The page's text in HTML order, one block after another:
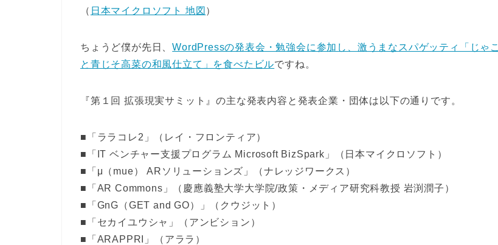
（ 日本マイクロソフト 地図 ）
ちょうど僕が先日、WordPressの発表会・勉強会に参加し、激うまなスパゲッティ「じゃこ
と青じそ高菜の和風仕立て」を食べたビルですね。
『第１回 拡張現実サミット』の主な発表内容と発表企業・団体は以下の通りです。
■「ララコレ2」（レイ・フロンティア）
■「IT ベンチャー支援プログラム Microsoft BizSpark」（日本マイクロソフト）
■「μ（mue） ARソリューションズ」（ナレッジワークス）
■「AR Commons」（慶應義塾大学大学院/政策・メディア研究科教授 岩渕潤子）
■「GnG（GET and GO）」（クウジット）
■「セカイユウシャ」（アンビション）
■「ARAPPRI」（アララ）